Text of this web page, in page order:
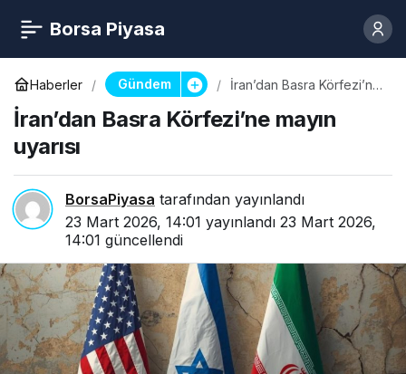
Borsa Piyasa
Haberler Gündem
İran’dan Basra Körfezi’ne
İran’dan Basra Körfezi’ne mayın
uyarısı
BorsaPiyasa tarafından yayınlandı
23 Mart 2026, 14:01 yayınlandı 23 Mart 2026,
14:01 güncellendi